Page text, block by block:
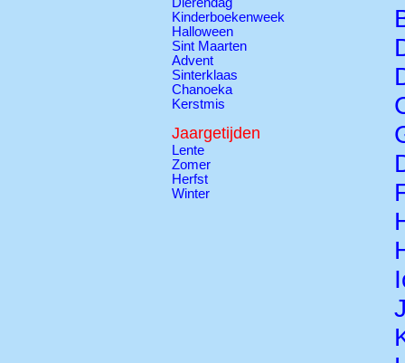
Kinderboekenweek
Halloween
Sint Maarten
Advent
Sinterklaas
Chanoeka
Kerstmis
Jaargetijden
Lente
Zomer
Herfst
Winter